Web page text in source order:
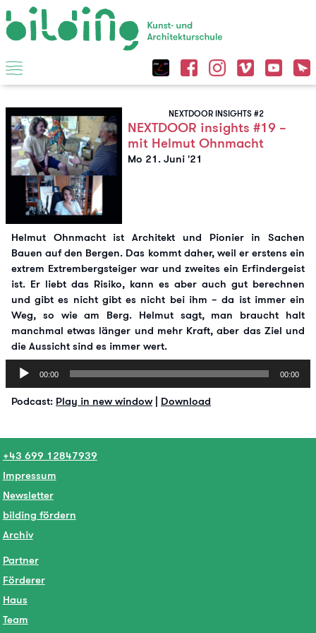
NEXTDOOR INSIGHTS #2
NEXTDOOR insights #19 –
mit Helmut Ohnmacht
Mo 21. Juni '21
Helmut Ohnmacht ist Architekt und Pionier in Sachen
Bauen auf den Bergen. Das kommt daher, weil er erstens ein
extrem Extrembergsteiger war und zweites ein Erfindergeist
ist. Er liebt das Risiko, kann es aber auch gut berechnen
und gibt es nicht gibt es nicht bei ihm – da ist immer ein
Weg, so wie am Berg. Helmut sagt, man braucht halt
manchmal etwas länger und mehr Kraft, aber das Ziel und
die Aussicht sind es immer wert.
Audio-
Player
00:00 00:00
Podcast: Play in new window| Download
+43 699 12847939
Impressum
Newsletter
bilding fördern
Archiv
Partner
Förderer
Haus
Team